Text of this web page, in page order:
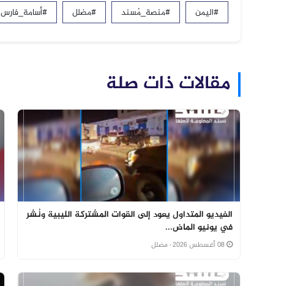
#اليمن #منصة_مُسند #مضلل #أسامة_فارس
مقالات ذات صلة
الفيديو المتداول يعود إلى القوات المشتركة الليبية ونُشر
في يونيو الماض...
· مضلل